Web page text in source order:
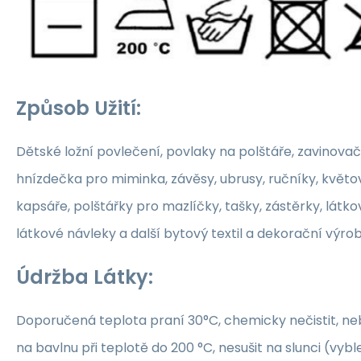
Způsob Užití:
Dětské ložní povlečení, povlaky na polštáře,
hnízdečka pro miminka, závěsy, ubrusy, ručníky,
kapsáře, polštářky pro mazlíčky, tašky, zástěrky,
látkové návleky a další bytový textil a dekorační
Údržba Látky:
Doporučená teplota praní 30°C, chemicky nečistit,
na bavlnu při teplotě do 200 °C, nesušit na slunci